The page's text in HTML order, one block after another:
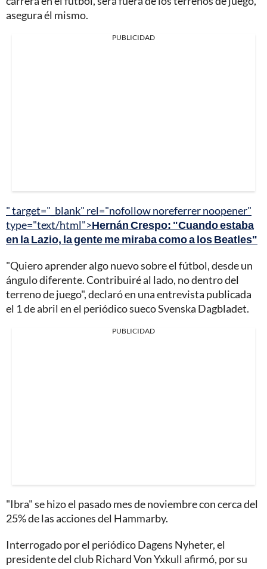
asegura él mismo.
PUBLICIDAD
" target="_blank" rel="nofollow noreferrer noopener"
type="text/html">Hernán Crespo: "Cuando estaba
en la Lazio, la gente me miraba como a los Beatles"
"Quiero aprender algo nuevo sobre el fútbol, desde un
ángulo diferente. Contribuiré al lado, no dentro del
terreno de juego", declaró en una entrevista publicada
el 1 de abril en el periódico sueco Svenska Dagbladet.
PUBLICIDAD
"Ibra" se hizo el pasado mes de noviembre con cerca del
25% de las acciones del Hammarby.
Interrogado por el periódico Dagens Nyheter, el
presidente del club Richard Von Yxkull afirmó, por su